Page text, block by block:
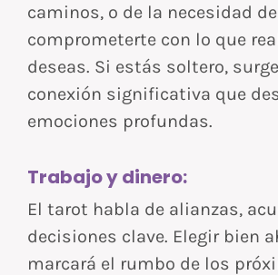
caminos, o de la necesidad de
comprometerte con lo que
deseas. Si estás soltero,
conexión significativa que
emociones profundas.
Trabajo y dinero:
El tarot habla de alianzas,
decisiones clave. Elegir bien
marcará el rumbo de los